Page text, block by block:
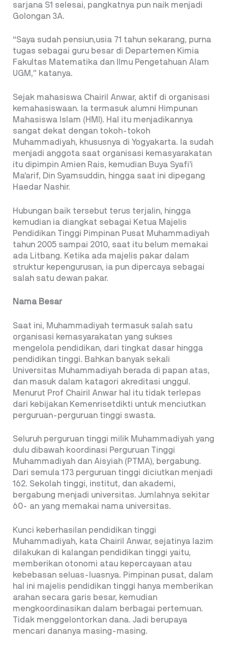
sarjana S1 selesai, pangkatnya pun naik menjadi
Golongan 3A.
“Saya sudah pensiun,usia 71 tahun sekarang, purna
tugas sebagai guru besar di Departemen Kimia
Fakultas Matematika dan Ilmu Pengetahuan Alam
UGM,” katanya.
Sejak mahasiswa Chairil Anwar, aktif di organisasi
kemahasiswaan. Ia termasuk alumni Himpunan
Mahasiswa Islam (HMI). Hal itu menjadikannya
sangat dekat dengan tokoh-tokoh
Muhammadiyah, khususnya di Yogyakarta. Ia sudah
menjadi anggota saat organisasi kemasyarakatan
itu dipimpin Amien Rais, kemudian Buya Syafi’i
Ma’arif, Din Syamsuddin, hingga saat ini dipegang
Haedar Nashir.
Hubungan baik tersebut terus terjalin, hingga
kemudian ia diangkat sebagai Ketua Majelis
Pendidikan Tinggi Pimpinan Pusat Muhammadiyah
tahun 2005 sampai 2010, saat itu belum memakai
ada Litbang. Ketika ada majelis pakar dalam
struktur kepengurusan, ia pun dipercaya sebagai
salah satu dewan pakar.
Nama Besar
Saat ini, Muhammadiyah termasuk salah satu
organisasi kemasyarakatan yang sukses
mengelola pendidikan, dari tingkat dasar hingga
pendidikan tinggi. Bahkan banyak sekali
Universitas Muhammadiyah berada di papan atas,
dan masuk dalam katagori akreditasi unggul.
Menurut Prof Chairil Anwar hal itu tidak terlepas
dari kebijakan Kemenrisetdikti untuk menciutkan
perguruan-perguruan tinggi swasta.
Seluruh perguruan tinggi milik Muhammadiyah yang
dulu dibawah koordinasi Perguruan Tinggi
Muhammadiyah dan Aisyiah (PTMA), bergabung.
Dari semula 173 perguruan tinggi diciutkan menjadi
162. Sekolah tinggi, institut, dan akademi,
bergabung menjadi universitas. Jumlahnya sekitar
60- an yang memakai nama universitas.
Kunci keberhasilan pendidikan tinggi
Muhammadiyah, kata Chairil Anwar, sejatinya lazim
dilakukan di kalangan pendidikan tinggi yaitu,
memberikan otonomi atau kepercayaan atau
kebebasan seluas-luasnya. Pimpinan pusat, dalam
hal ini majelis pendidikan tinggi hanya memberikan
arahan secara garis besar, kemudian
mengkoordinasikan dalam berbagai pertemuan.
Tidak menggelontorkan dana. Jadi berupaya
mencari dananya masing-masing.